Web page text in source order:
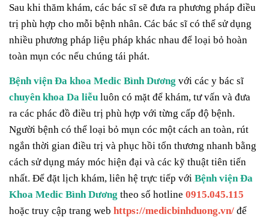
Sau khi thăm khám, các bác sĩ sẽ đưa ra phương pháp điều
trị phù hợp cho mỗi bệnh nhân. Các bác sĩ có thể sử dụng
nhiều phương pháp liệu pháp khác nhau để loại bỏ hoàn
toàn mụn cóc nếu chúng tái phát.
Bệnh viện Đa khoa Medic Bình Dương với các y bác sĩ
chuyên khoa Da liễu luôn có mặt để khám, tư vấn và đưa
ra các phác đồ điều trị phù hợp với từng cấp độ bệnh.
Người bệnh có thể loại bỏ mụn cóc một cách an toàn, rút
ngắn thời gian điều trị và phục hồi tổn thương nhanh bằng
cách sử dụng máy móc hiện đại và các kỹ thuật tiên tiến
nhất. Để đặt lịch khám, liên hệ trực tiếp với Bệnh viện Đa
Khoa Medic Bình Dương theo số hotline 0915.045.115
hoặc truy cập trang web https://medicbinhduong.vn/ để